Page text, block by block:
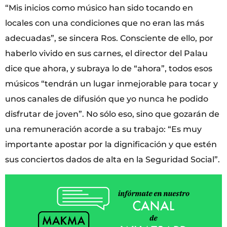
“Mis inicios como músico han sido tocando en
locales con una condiciones que no eran las más
adecuadas”, se sincera Ros. Consciente de ello, por
haberlo vivido en sus carnes, el director del Palau
dice que ahora, y subraya lo de “ahora”, todos esos
músicos “tendrán un lugar inmejorable para tocar y
unos canales de difusión que yo nunca he podido
disfrutar de joven”. No sólo eso, sino que gozarán de
una remuneración acorde a su trabajo: “Es muy
importante apostar por la dignificación y que estén
sus conciertos dados de alta en la Seguridad Social”.